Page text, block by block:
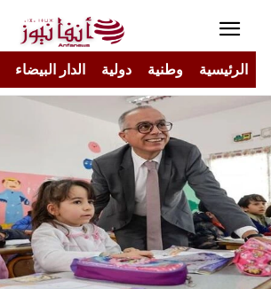
الرئيسية وطنية دولية الدار البيضاء